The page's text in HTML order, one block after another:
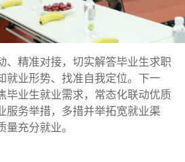
、精准对接，切实解答毕业生求职
就业形势、找准自我定位。下一
毕业生就业需求，常态化联动优质
服务举措，多措并举拓宽就业渠
充分就业。